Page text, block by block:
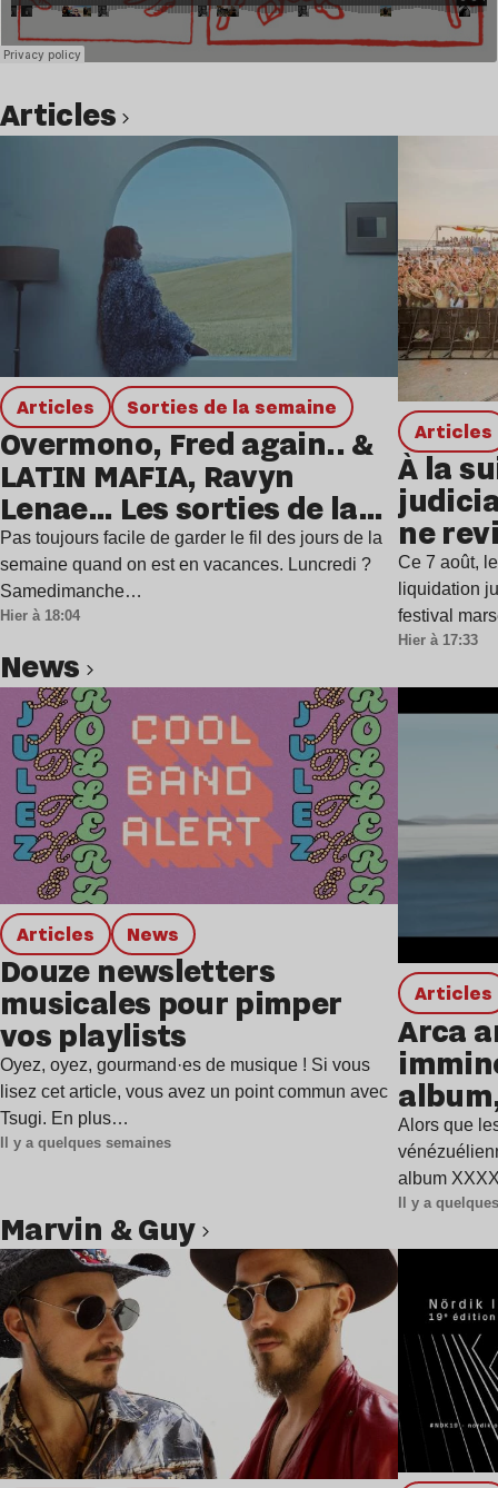
Articles
Articles Sorties de la semaine
Overmono, Fred again.. &
LATIN MAFIA, Ravyn
Lenae… Les sorties de la
semaine
Pas toujours facile de garder le fil des jours de la
semaine quand on est en vacances. Luncredi ?
Samedimanche…
Hier à 18:04
Articles
À la
ne
Ce 7 août,
liquidation
festival
Hier à 17:33
news
Articles news
Douze newsletters
musicales pour pimper
vos playlists
Oyez, oyez, gourmand·es de musique ! Si vous
lisez cet article, vous avez un point commun avec
Tsugi. En plus…
Il y a quelques semaines
Articles
Arca
Alors que
album
Il y a
Lire l’article
Marvin & Guy
Lire l’article